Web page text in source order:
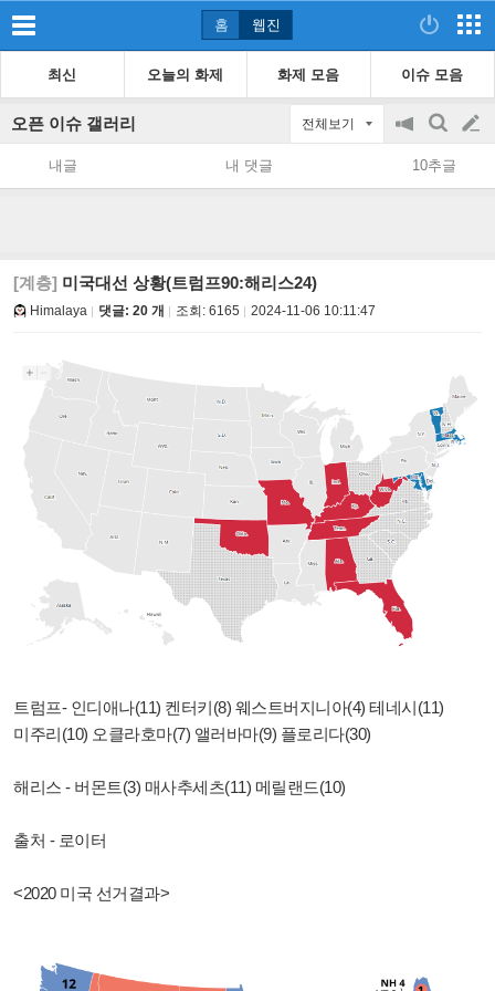
홈 웹진
최신 오늘의 화제 화제 모음 이슈 모음
오픈 이슈 갤러리 전체보기
공
지
on/off
검
색
글
쓰
내글 내 댓글 10추글
[계층] 미국대선 상황(트럼프90:해리스24)
Himalaya 댓글: 20 개 조회: 6165 2024-11-06 10:11:47
트럼프- 인디애나(11) 켄터키(8) 웨스트버지니아(4) 테네시(11)
미주리(10) 오클라호마(7) 앨러바마(9) 플로리다(30)
해리스 - 버몬트(3) 매사추세츠(11) 메릴랜드(10)
출처 - 로이터
<2020 미국 선거결과>